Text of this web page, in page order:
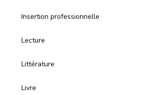
Insertion professionnelle
Lecture
Littérature
Livre